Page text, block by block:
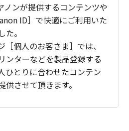
ノンが提供するコンテンツや
ID］で快適にご利用いた
。
個人のお客さま］では、
ンターなどを製品登録する
ひとりに合わせたコンテン
させて頂きます。